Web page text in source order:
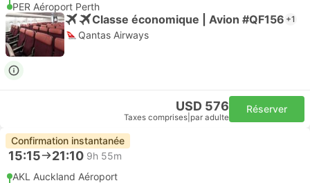
PER Aéroport Perth
Classe économique | Avion #QF156 +1
Qantas Airways
USD 576
Taxes comprises par adulte
Réserver
Confirmation instantanée
15:15 21:10 9h 55m
AKL Auckland Aéroport